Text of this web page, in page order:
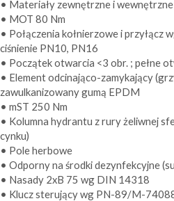
• Materiały zewnętrzne i
• MOT 80 Nm
• Połączenia kołnierzowe i
ciśnienie PN10, PN16
• Początek otwarcia <3 obr. ; pełne
• Element odcinająco-zamykający
zawulkanizowany gumą EPDM
• mST 250 Nm
• Kolumna hydrantu z rury żeliwnej
cynku)
• Pole herbowe
• Odporny na środki dezynfekcyjne
• Nasady 2xB 75 wg DIN 14318
• Klucz sterujący wg PN-89/M-